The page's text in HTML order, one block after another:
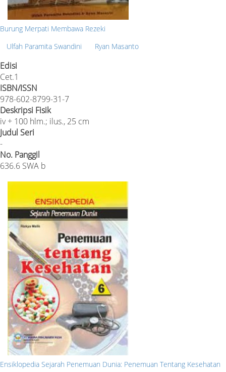
Burung Merpati Membawa Rezeki
Ulfah Paramita Swandini
Ryan Masanto
Edisi
Cet.1
ISBN/ISSN
978-602-8799-31-7
Deskripsi Fisik
iv + 100 hlm.; ilus., 25 cm
Judul Seri
-
No. Panggil
636.6 SWA b
Ensiklopedia Sejarah Penemuan Dunia: Penemuan Tentang Kesehatan